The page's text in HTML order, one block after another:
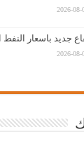
2026-08-
جديد باسعار
2026-08-